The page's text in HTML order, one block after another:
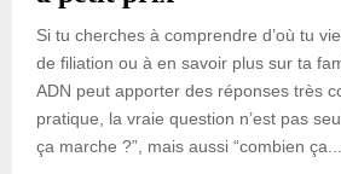
Si tu cherches à comprendre d’où tu
de filiation ou à en savoir plus sur ta
ADN peut apporter des réponses très
pratique, la vraie question n’est pas
ça marche ?”, mais aussi “combien